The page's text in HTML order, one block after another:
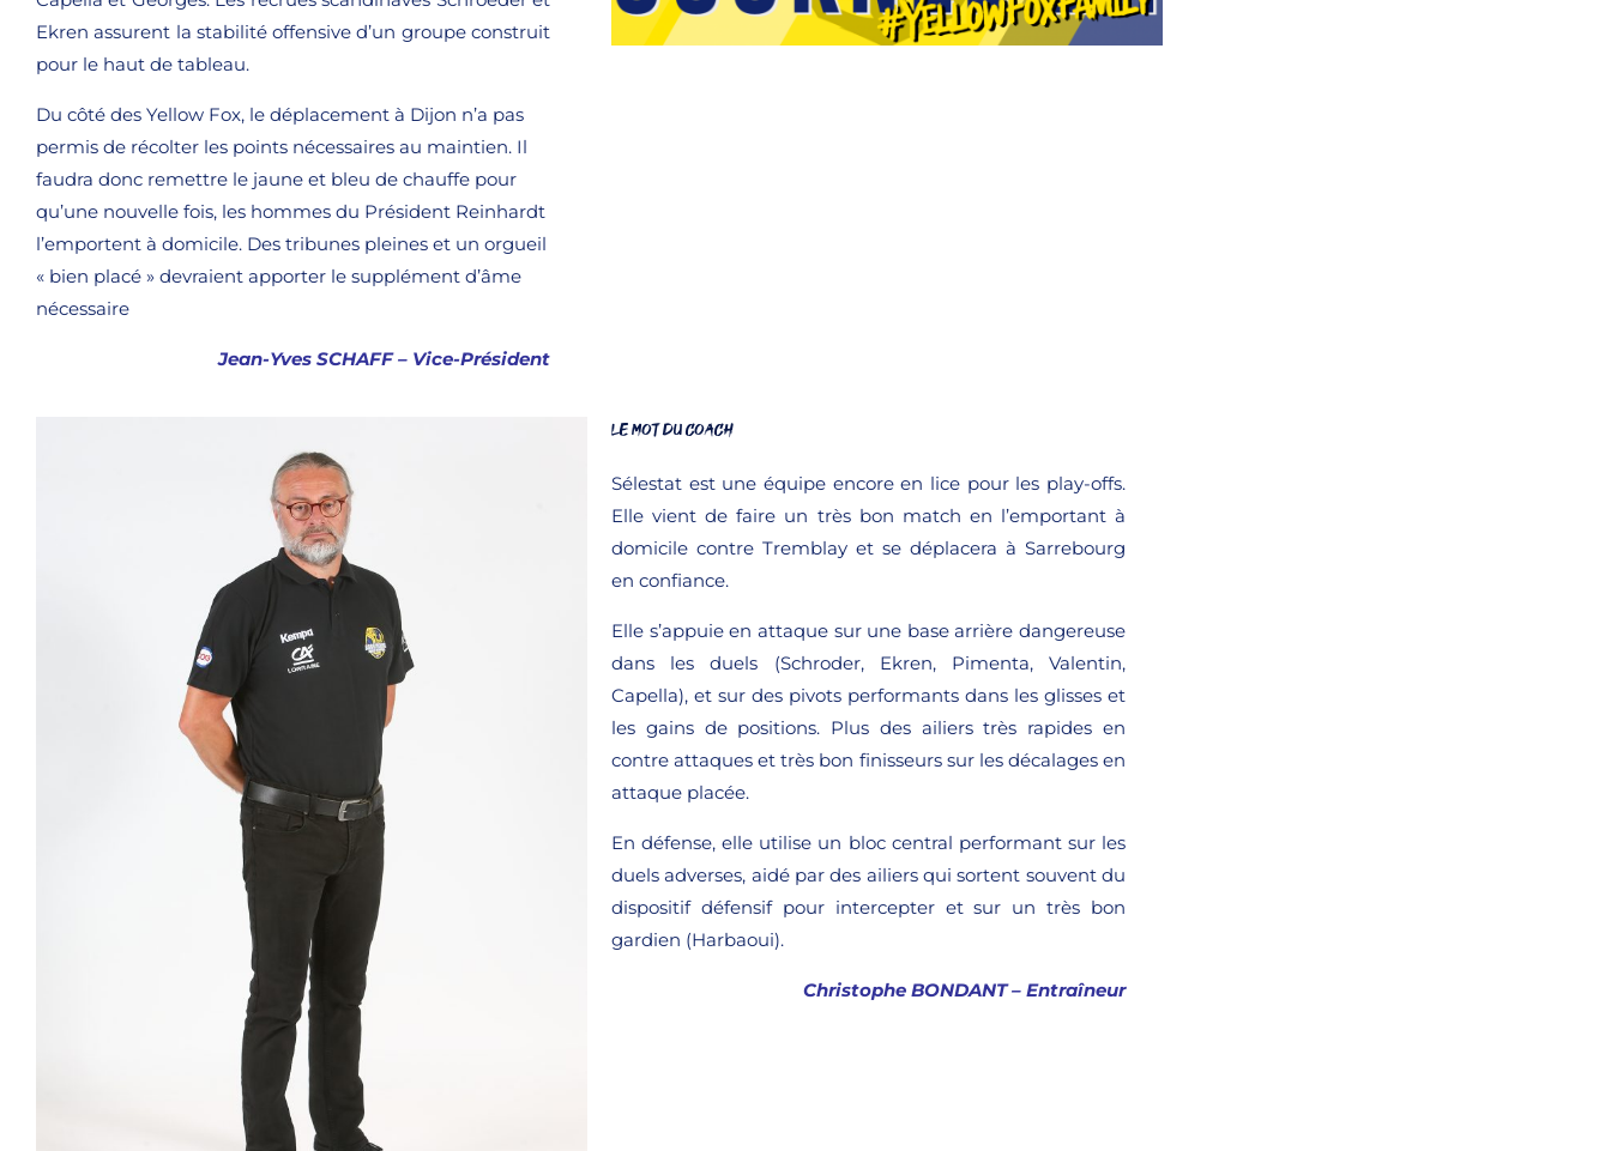
Ekren assurent la stabilité offensive d’un groupe construit
pour le haut de tableau.
Du côté des Yellow Fox, le déplacement à Dijon n’a pas
permis de récolter les points nécessaires au maintien. Il
faudra donc remettre le jaune et bleu de chauffe pour
qu’une nouvelle fois, les hommes du Président Reinhardt
l’emportent à domicile. Des tribunes pleines et un orgueil
« bien placé » devraient apporter le supplément d’âme
nécessaire
Jean-Yves SCHAFF – Vice-Président
LE MOT DU COACH
Sélestat est une équipe encore en lice pour les play-offs.
Elle vient de faire un très bon match en l’emportant à
domicile contre Tremblay et se déplacera à Sarrebourg
en confiance.
Elle s’appuie en attaque sur une base arrière dangereuse
dans les duels (Schroder, Ekren, Pimenta, Valentin,
Capella), et sur des pivots performants dans les glisses et
les gains de positions. Plus des ailiers très rapides en
contre attaques et très bon finisseurs sur les décalages en
attaque placée.
En défense, elle utilise un bloc central performant sur les
duels adverses, aidé par des ailiers qui sortent souvent du
dispositif défensif pour intercepter et sur un très bon
gardien (Harbaoui).
Christophe BONDANT – Entraîneur